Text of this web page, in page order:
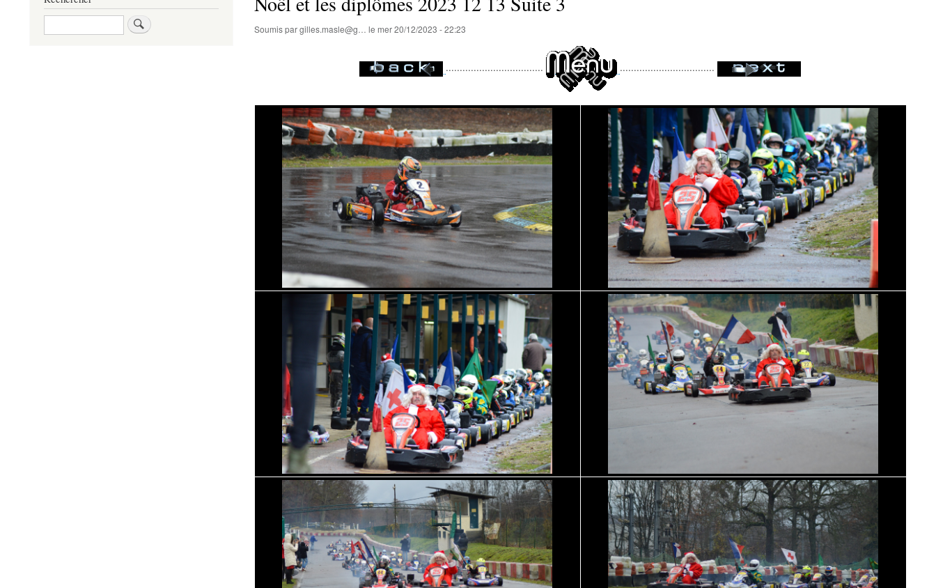
Soumis pargilles.masle@g… le mer 20/12/2023 - 22:23
................................... ..................................
Rechercher